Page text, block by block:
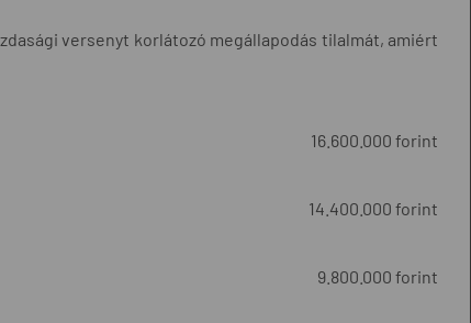
versenyt korlátozó megállapodás tilalmát, amiért
16.600.000 forint
14.400.000 forint
9.800.000 forint